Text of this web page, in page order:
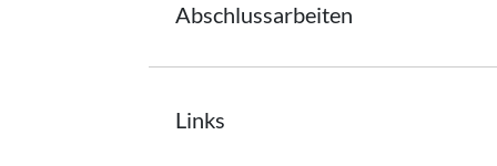
Abschlussarbeiten
Links